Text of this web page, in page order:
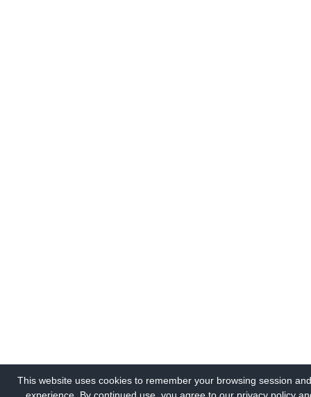
This website uses cookies to remember your browsing session